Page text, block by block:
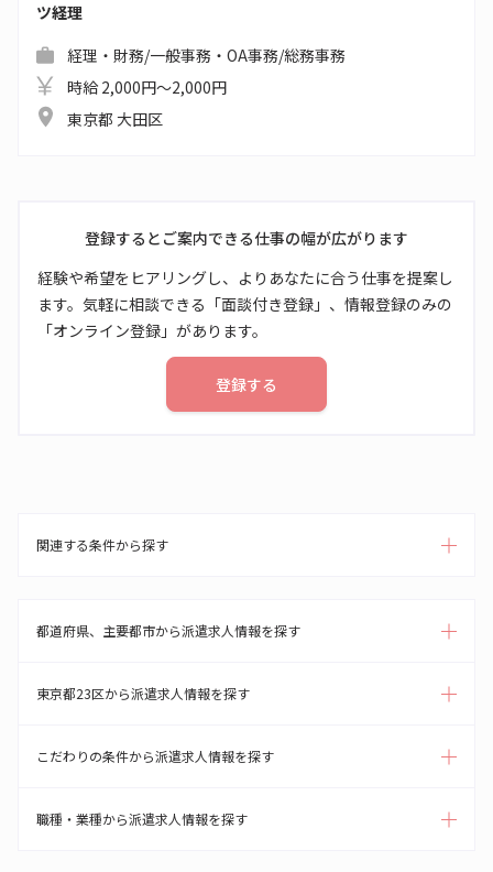
ツ経理
経理・財務/一般事務・OA事務/総務事務
時給 2,000円～2,000円
東京都 大田区
登録するとご案内できる仕事の幅が広がります
経験や希望をヒアリングし、よりあなたに合う仕事を提案し
ます。気軽に相談できる「面談付き登録」、情報登録のみの
「オンライン登録」があります。
登録する
関連する条件から探す
都道府県、主要都市から派遣求人情報を探す
東京都23区から派遣求人情報を探す
こだわりの条件から派遣求人情報を探す
職種・業種から派遣求人情報を探す